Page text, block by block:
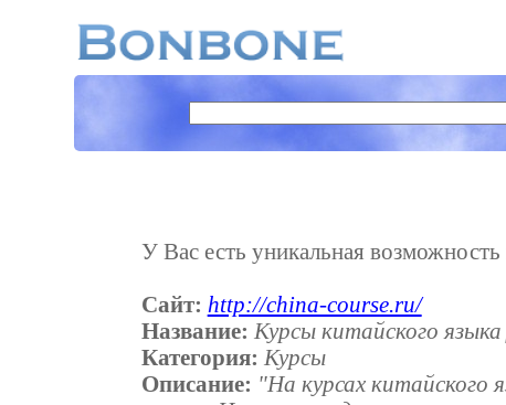
У Вас есть уникальная
Сайт: http://china-course.ru/
Название: Курсы китайского
Категория: Курсы
Описание: "На курсах китайского